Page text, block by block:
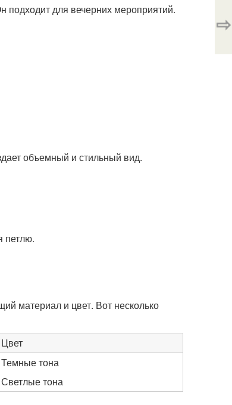
подходит для вечерних мероприятий.
объемный и стильный вид.
петлю.
материал и цвет. Вот несколько
Цвет
Темные тона
Светлые тона
⇨